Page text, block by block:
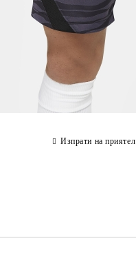
Изпрати на приятел